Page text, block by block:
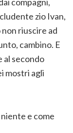
zio Ivan,
non riuscire ad
cambino. E
al secondo
mostri agli
e come